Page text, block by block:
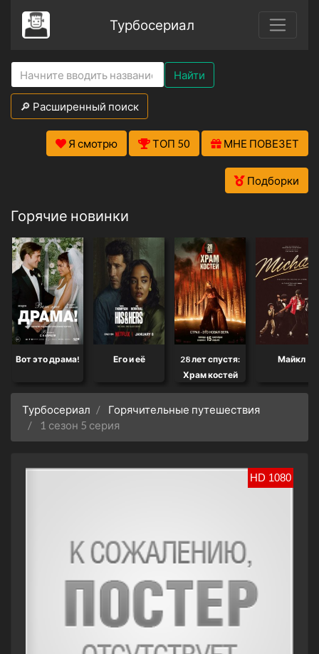
Турбосериал
Найти
🔎 Расширенный поиск
Я смотрю ТОП 50 МНЕ ПОВЕЗЕТ
Подборки
Горячие новинки
Вот это драма! Его и её
28 лет спустя:
Храм костей
Майкл
Турбосериал
Горячительные путешествия
1 сезон 5 серия
HD 1080